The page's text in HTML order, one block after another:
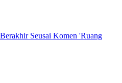
Seusai Komen 'Ruang